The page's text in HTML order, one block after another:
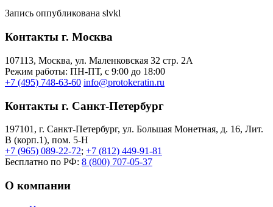
Запись оппубликована slvkl
Контакты г. Москва
107113, Moсква, ул. Маленковская 32 стр. 2А
Режим работы: ПН-ПТ, с 9:00 до 18:00
+7 (495) 748-63-60 info@protokeratin.ru
Контакты г. Санкт-Петербург
197101, г. Санкт-Петербург, ул. Большая Монетная, д. 16, Лит.
В (корп.1), пом. 5-Н
+7 (965) 089-22-72; +7 (812) 449-91-81
Бесплатно по РФ: 8 (800) 707-05-37
О компании